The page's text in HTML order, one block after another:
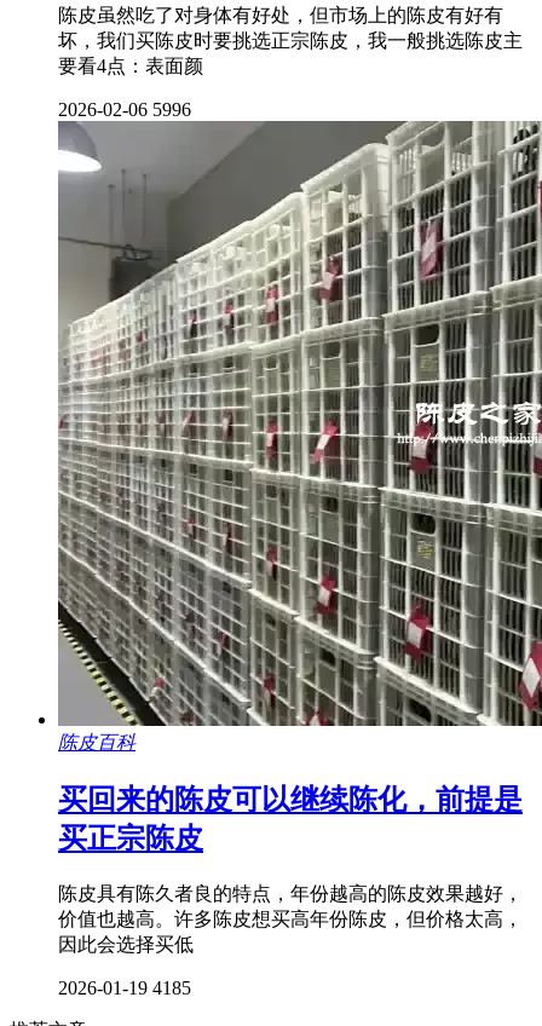
陈皮虽然吃了对身体有好处，但市场上的陈皮有好有
坏，我们买陈皮时要挑选正宗陈皮，我一般挑选陈皮主
要看4点：表面颜
2026-02-06 5996
陈皮百科
买回来的陈皮可以继续陈化，前提是
买正宗陈皮
陈皮具有陈久者良的特点，年份越高的陈皮效果越好，
价值也越高。许多陈皮想买高年份陈皮，但价格太高，
因此会选择买低
2026-01-19 4185